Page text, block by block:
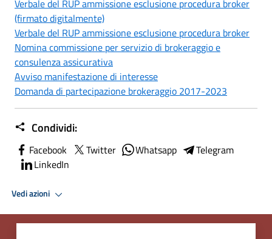
Verbale del RUP ammissione esclusione procedura broker
(firmato digitalmente)
Verbale del RUP ammissione esclusione procedura broker
Nomina commissione per servizio di brokeraggio e
consulenza assicurativa
Avviso manifestazione di interesse
Domanda di partecipazione brokeraggio 2017-2023
Condividi:
Facebook Twitter Whatsapp
Telegram
LinkedIn
Vedi azioni